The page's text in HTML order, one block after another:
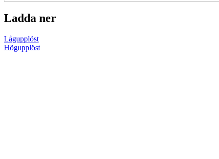
Ladda ner
Lågupplöst
Högupplöst